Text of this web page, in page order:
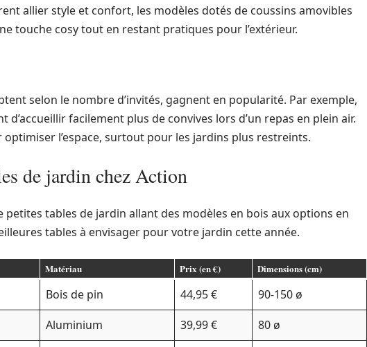
allier style et confort, les modèles dotés de coussins amovibles
touche cosy tout en restant pratiques pour l’extérieur.
selon le nombre d’invités, gagnent en popularité. Par exemple,
facilement plus de convives lors d’un repas en plein air.
l’espace, surtout pour les jardins plus restreints.
de jardin chez Action
tables de jardin allant des modèles en bois aux options en
tables à envisager pour votre jardin cette année.
Matériau Prix (en €) Dimensions (cm)
Bois de pin 44,95 €
90-150 ø
Aluminium 39,99 €
80 ø